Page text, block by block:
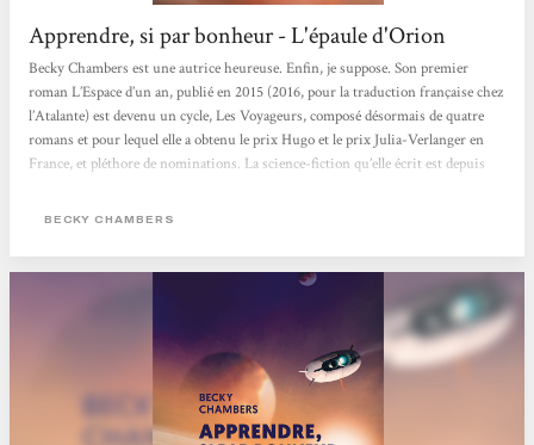
Apprendre, si par bonheur - L'épaule d'Orion
Becky Chambers est une autrice heureuse. Enfin, je suppose. Son premier
roman L’Espace d’un an, publié en 2015 (2016, pour la traduction française chez
l’Atalante) est devenu un cycle, Les Voyageurs, composé désormais de quatre
romans et pour lequel elle a obtenu le prix Hugo et le prix Julia-Verlanger en
France, et pléthore de nominations. La science-fiction qu’elle écrit est depuis
pas tardé à être propulsée cheffe de fil, le succès aidant. [...] Apprendre, si par
BECKY CHAMBERS